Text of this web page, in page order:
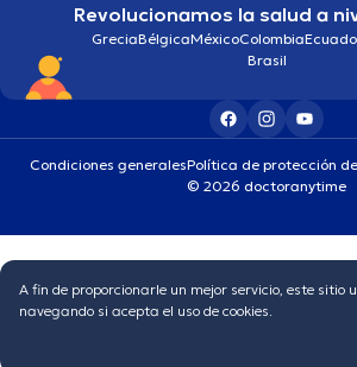
Revolucionamos la salud a
GreciaBélgicaMéxicoColombia
Brasil
Condiciones generalesPolítica de protección
© 2026 doctoranytime
A fin de proporcionarle un mejor servicio, este sitio
navegando si acepta el uso de cookies.